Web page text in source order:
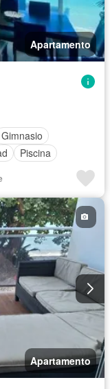
Apartamento
Gimnasio
Piscina
Apartamento